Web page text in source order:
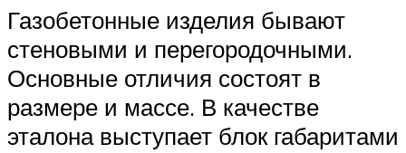
Газобетонные изделия бывают
стеновыми и перегородочными.
Основные отличия состоят в
размере и массе. В качестве
эталона выступает блок габаритами